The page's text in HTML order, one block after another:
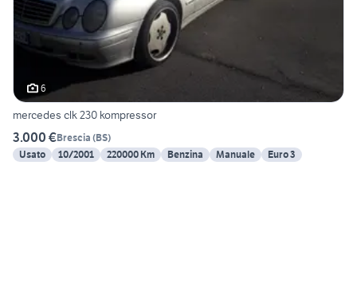
6
mercedes clk 230 kompressor
3.000 €Brescia (BS)
Usato
10/2001 220000 Km Benzina Manuale Euro 3